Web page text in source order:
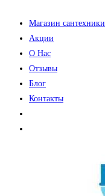
Магазин сантехники
Акции
О Нас
Отзывы
Блог
Контакты